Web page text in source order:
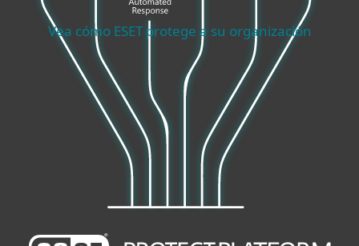
Vea cómo ESET protege a su organización